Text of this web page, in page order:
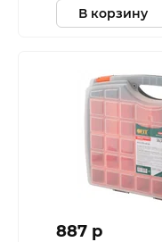
В корзину
887 p